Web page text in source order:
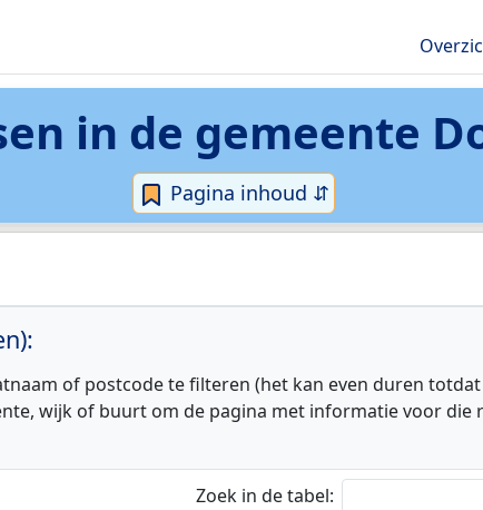
in de gemeente
Pagina inhoud ⇵
of postcode te filteren (het kan even duren
wijk of buurt om de pagina met informatie voor die
Zoek in de tabel: